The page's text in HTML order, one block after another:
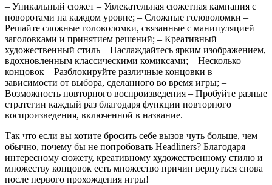
– Уникальный сюжет – Увлекательная сюжетная кампания с
поворотами на каждом уровне; – Сложные головоломки –
Решайте сложные головоломки, связанные с манипуляцией
заголовками и принятием решений; – Креативный
художественный стиль – Наслаждайтесь ярким изображением,
вдохновленным классическими комиксами; – Несколько
концовок – Разблокируйте различные концовки в
зависимости от выбора, сделанного во время игры; –
Возможность повторного воспроизведения – Пробуйте разные
стратегии каждый раз благодаря функции повторного
воспроизведения, включенной в название.
Так что если вы хотите бросить себе вызов чуть больше, чем
обычно, почему бы не попробовать Headliners? Благодаря
интересному сюжету, креативному художественному стилю и
множеству концовок есть множество причин вернуться снова
после первого прохождения игры!